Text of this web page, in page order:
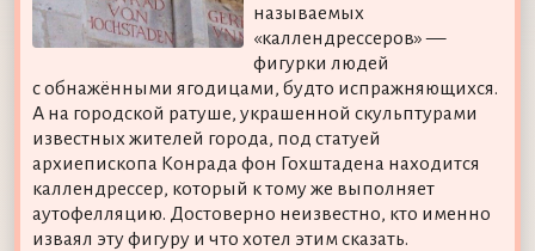
называемых
«каллендрессеров» —
фигурки людей
с обнажёнными ягодицами, будто испражняющихся.
А на городской ратуше, украшенной скульптурами
известных жителей города, под статуей
архиепископа Конрада фон Гохштадена находится
каллендрессер, который к тому же выполняет
аутофелляцию. Достоверно неизвестно, кто именно
изваял эту фигуру и что хотел этим сказать.